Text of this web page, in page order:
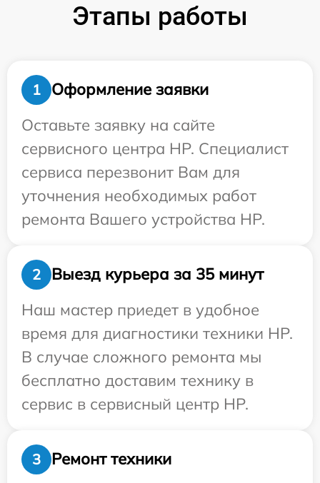
Этапы работы
1
Оформление заявки
Оставьте заявку на сайте
сервисного центра HP. Специалист
сервиса перезвонит Вам для
уточнения необходимых работ
ремонта Вашего устройства HP.
2
Выезд курьера за 35 минут
Наш мастер приедет в удобное
время для диагностики техники HP.
В случае сложного ремонта мы
бесплатно доставим технику в
сервис в сервисный центр HP.
3
Ремонт техники